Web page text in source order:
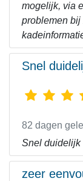
mogelijk, via
problemen bij
Snel
82 dagen
Snel duidelijk
zeer